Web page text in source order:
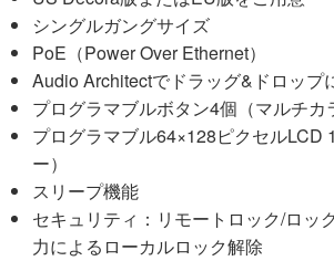
シングルガングサイズ
PoE（Power Over Ethernet）
Audio Architectでドラッグ&ドロップ
プログラマブルボタン4個（マルチカ
プログラマブル64×128ピクセルLCD
ー）
スリープ機能
セキュリティ：リモートロック/ロッ
力によるローカルロック解除